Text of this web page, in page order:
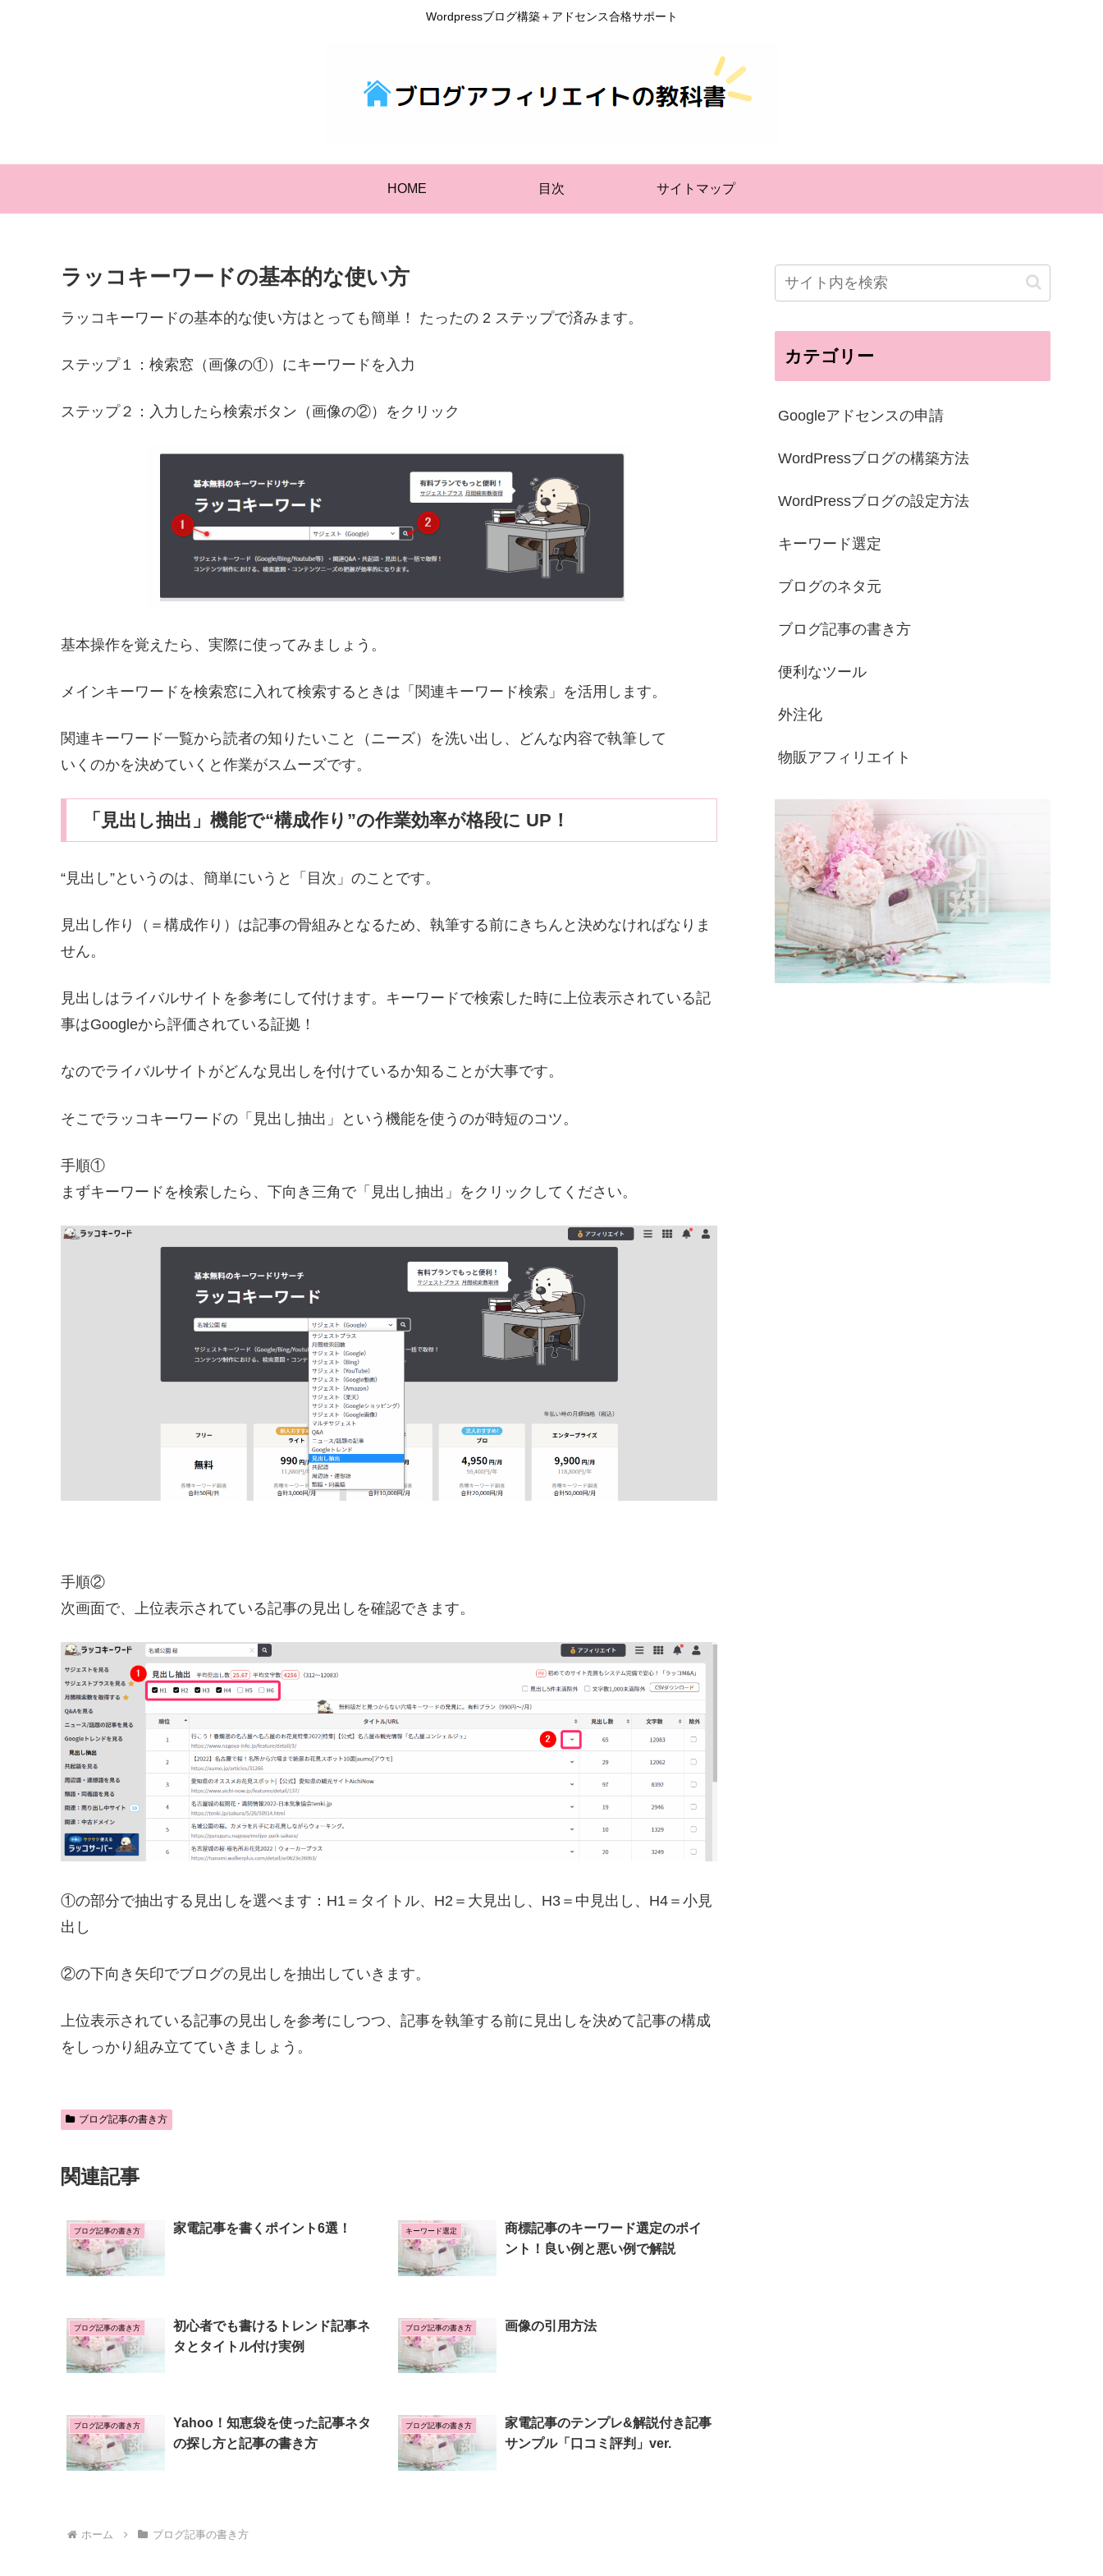
Wordpressブログ構築＋アドセンス合格サポート
HOME 目次 サイトマップ
ラッコキーワードの基本的な使い方
ラッコキーワードの基本的な使い方はとっても簡単！ たったの 2 ステップで済みます。
ステップ１：検索窓（画像の①）にキーワードを入力
ステップ２：入力したら検索ボタン（画像の②）をクリック
基本操作を覚えたら、実際に使ってみましょう。
メインキーワードを検索窓に入れて検索するときは「関連キーワード検索」を活用します。
関連キーワード一覧から読者の知りたいこと（ニーズ）を洗い出し、どんな内容で執筆して
いくのかを決めていくと作業がスムーズです。
「見出し抽出」機能で“構成作り”の作業効率が格段に UP！
“見出し”というのは、簡単にいうと「目次」のことです。
見出し作り（＝構成作り）は記事の骨組みとなるため、執筆する前にきちんと決めなければなりま
せん。
見出しはライバルサイトを参考にして付けます。キーワードで検索した時に上位表示されている記
事はGoogleから評価されている証拠！
なのでライバルサイトがどんな見出しを付けているか知ることが大事です。
そこでラッコキーワードの「見出し抽出」という機能を使うのが時短のコツ。
手順①
まずキーワードを検索したら、下向き三角で「見出し抽出」をクリックしてください。
手順②
次画面で、上位表示されている記事の見出しを確認できます。
①の部分で抽出する見出しを選べます：H1＝タイトル、H2＝大見出し、H3＝中見出し、H4＝小見
出し
②の下向き矢印でブログの見出しを抽出していきます。
上位表示されている記事の見出しを参考にしつつ、記事を執筆する前に見出しを決めて記事の構成
をしっかり組み立てていきましょう。
ブログ記事の書き方
関連記事
ブログ記事の書き方 家電記事を書くポイント6選！ キーワード選定
商標記事のキーワード選定のポイ
ント！良い例と悪い例で解説
ブログ記事の書き方
初心者でも書けるトレンド記事ネ
タとタイトル付け実例
ブログ記事の書き方 画像の引用方法
ブログ記事の書き方
Yahoo！知恵袋を使った記事ネタ
の探し方と記事の書き方
ブログ記事の書き方
家電記事のテンプレ&解説付き記事
サンプル「口コミ評判」ver.
ホーム ブログ記事の書き方
カテゴリー
Googleアドセンスの申請
WordPressブログの構築方法
WordPressブログの設定方法
キーワード選定
ブログのネタ元
ブログ記事の書き方
便利なツール
外注化
物販アフィリエイト